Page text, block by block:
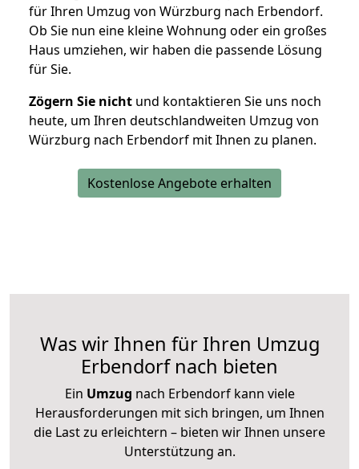
für Ihren Umzug von Würzburg nach Erbendorf.
Ob Sie nun eine kleine Wohnung oder ein großes
Haus umziehen, wir haben die passende Lösung
für Sie.
Zögern Sie nicht und kontaktieren Sie uns noch
heute, um Ihren deutschlandweiten Umzug von
Würzburg nach Erbendorf mit Ihnen zu planen.
Kostenlose Angebote erhalten
Was wir Ihnen für Ihren Umzug
Erbendorf nach bieten
Ein Umzug nach Erbendorf kann viele
Herausforderungen mit sich bringen, um Ihnen
die Last zu erleichtern – bieten wir Ihnen unsere
Unterstützung an.